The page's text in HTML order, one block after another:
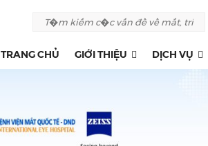
TRANG CHỦ GIỚI THIỆU DỊCH VỤ